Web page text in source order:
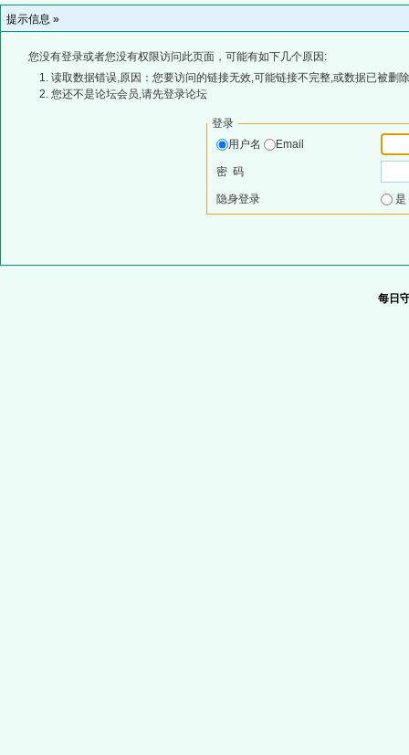
提示信息 »
您没有登录或者您没有权限访问此页面，可能有如下几个原因:
读取数据错误,原因：您要访问的链接无效,可能链接不完整,或数据已被删
您还不是论坛会员,请先登录论坛
登录
用户名
Email
密 码
隐身登录
每日